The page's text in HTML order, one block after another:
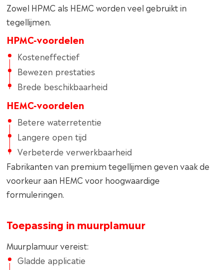
Zowel HPMC als HEMC worden veel gebruikt in
tegellijmen.
HPMC-voordelen
Kosteneffectief
Bewezen prestaties
Brede beschikbaarheid
HEMC-voordelen
Betere waterretentie
Langere open tijd
Verbeterde verwerkbaarheid
Fabrikanten van premium tegellijmen geven vaak de
voorkeur aan HEMC voor hoogwaardige
formuleringen.
Toepassing in muurplamuur
Muurplamuur vereist:
Gladde applicatie